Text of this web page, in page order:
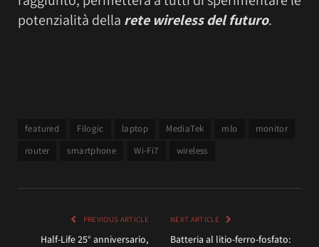
potenzialità della rete wireless del futuro.
featured Filogic laptop MediaTek mlo
monitor
router
smartphone Wi-Fi7 wireless
PREVIOUS ARTICLE
Half-Life 25° anniversario,
NEXT ARTICLE
Batteria al litio-ferro-fosfato: